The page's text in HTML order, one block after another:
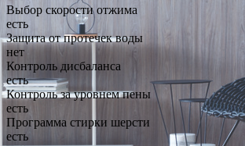
Выбор скорости отжима
есть
Защита от протечек воды
нет
Контроль дисбаланса
есть
Контроль за уровнем пены
есть
Программа стирки шерсти
есть